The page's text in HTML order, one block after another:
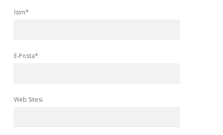
İsim*
E-Posta*
Web Sitesi